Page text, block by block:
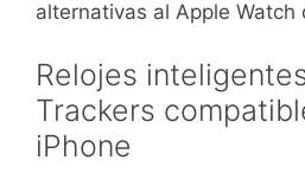
alternativas al Apple Watch
Relojes
Trackers
iPhone